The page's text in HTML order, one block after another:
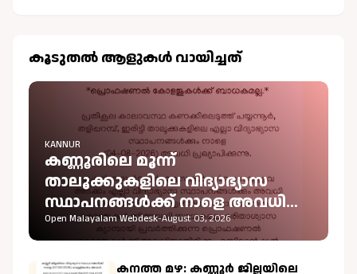
കൂടുതല്‍ ആളുകള്‍ വായിച്ചത്
KANNUR
കണ്ണൂരിലെ മൂന്ന്
താലൂക്കുകളിലെ വിദ്യാഭ്യാസ
സ്ഥാപനങ്ങൾക്ക് നാളെ അവധി
പ്രഖ്യാപിച്ചു
Open Malayalam Webdesk-August 03, 2026
കനത്ത മഴ: കണ്ണൂർ ജില്ലയിലെ